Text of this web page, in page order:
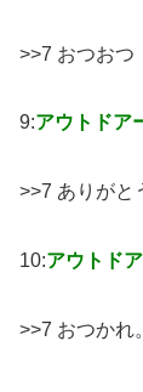
>>7 おつおつ
9:アウトドア
>>7 ありがと
10:アウトド
>>7 おつかれ